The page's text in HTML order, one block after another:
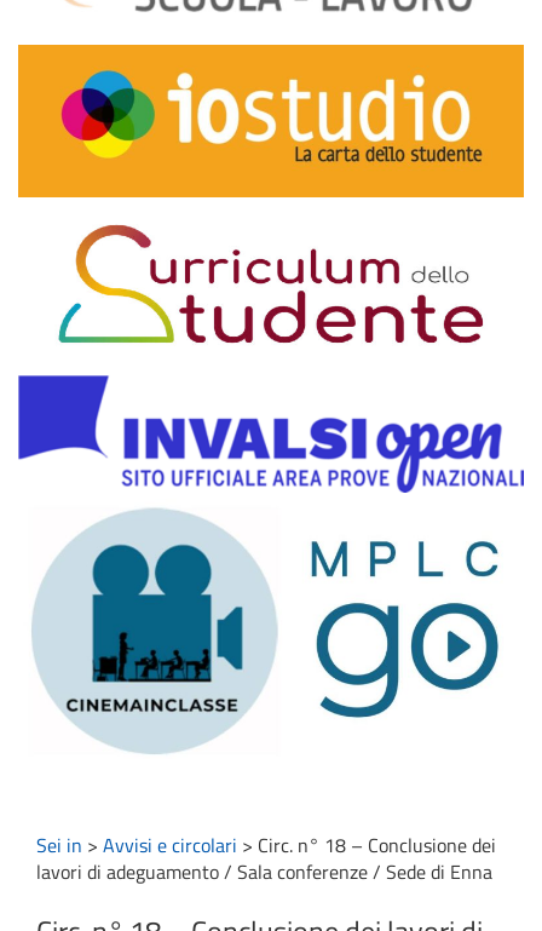
Sei in > Avvisi e circolari > Circ. n° 18 – Conclusione dei
lavori di adeguamento / Sala conferenze / Sede di Enna